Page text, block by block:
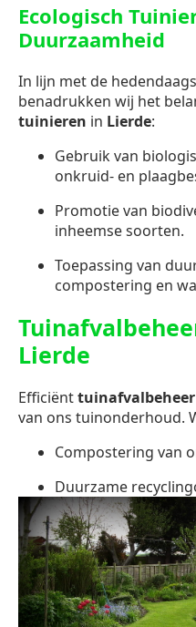
Ecologisch
Duurzaamheid
In lijn met de
benadrukken wij het
tuinieren in Lierde:
Gebruik van
onkruid- en
Promotie van
inheemse soorten.
Toepassing van
compostering en
Lierde
Efficiënttuinafvalbeheer
van ons tuinonderhoud.
Compostering van
Duurzame